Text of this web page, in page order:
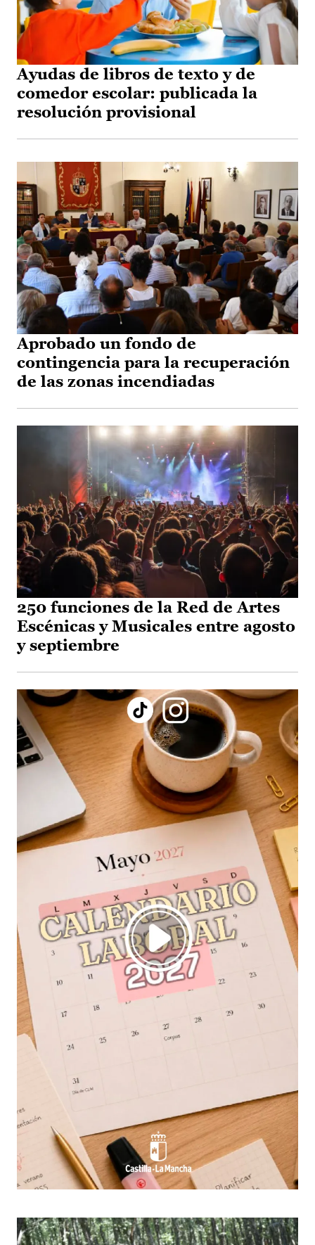
Ayudas de libros de texto y de
comedor escolar: publicada la
resolución provisional
Aprobado un fondo de
contingencia para la recuperación
de las zonas incendiadas
250 funciones de la Red de Artes
Escénicas y Musicales entre agosto
y septiembre